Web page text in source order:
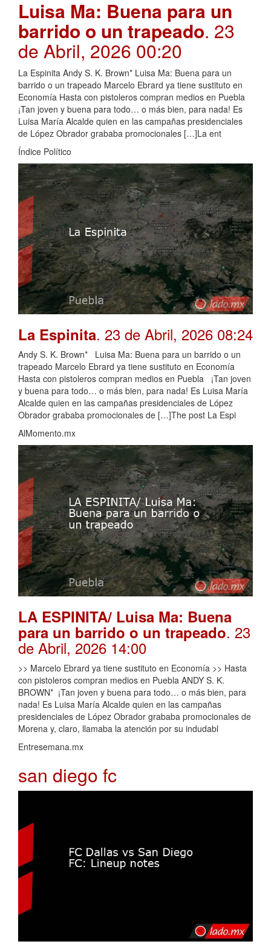
Luisa Ma: Buena para un
barrido o un trapeado. 23
de Abril, 2026 00:20
La Espinita Andy S. K. Brown* Luisa Ma: Buena para un
barrido o un trapeado Marcelo Ebrard ya tiene sustituto en
Economía Hasta con pistoleros compran medios en Puebla
¡Tan joven y buena para todo… o más bien, para nada! Es
Luisa María Alcalde quien en las campañas presidenciales
de López Obrador grababa promocionales […]La ent
Índice Político
La Espinita. 23 de Abril, 2026 08:24
Andy S. K. Brown* Luisa Ma: Buena para un barrido o un
trapeado Marcelo Ebrard ya tiene sustituto en Economía
Hasta con pistoleros compran medios en Puebla ¡Tan joven
y buena para todo… o más bien, para nada! Es Luisa María
Alcalde quien en las campañas presidenciales de López
Obrador grababa promocionales de […]The post La Espi
AlMomento.mx
LA ESPINITA/ Luisa Ma: Buena
para un barrido o un trapeado. 23
de Abril, 2026 14:00
>> Marcelo Ebrard ya tiene sustituto en Economía >> Hasta
con pistoleros compran medios en Puebla ANDY S. K.
BROWN* ¡Tan joven y buena para todo… o más bien, para
nada! Es Luisa María Alcalde quien en las campañas
presidenciales de López Obrador grababa promocionales de
Morena y, claro, llamaba la atención por su indudabl
Entresemana.mx
san diego fc